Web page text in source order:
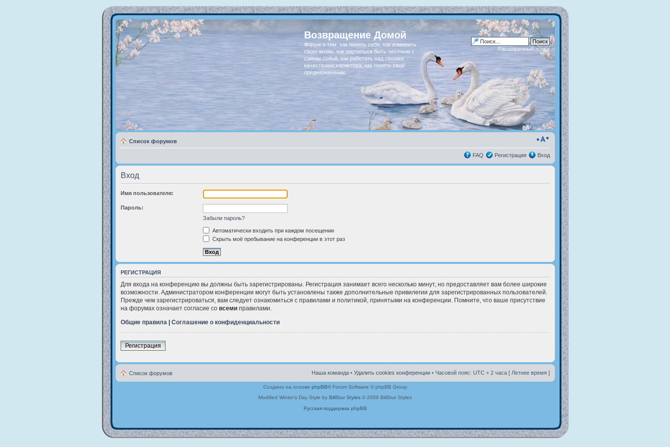
Возвращение Домой
Форум о том: как понять себя, как изменить
свою жизнь, как научиться быть честным с
самим собой, как работать над своими
качествами характера, как понять своё
предназначение.
Расширенный поиск
Список форумов
FAQ Регистрация Вход
Вход
Имя пользователя:
Пароль:
Забыли пароль?
Автоматически входить при каждом посещении
Скрыть моё пребывание на конференции в этот раз
РЕГИСТРАЦИЯ
Для входа на конференцию вы должны быть зарегистрированы. Регистрация занимает всего несколько минут, но предоставляет вам более широкие
возможности. Администратором конференции могут быть установлены также дополнительные привилегии для зарегистрированных пользователей.
Прежде чем зарегистрироваться, вам следует ознакомиться с правилами и политикой, принятыми на конференции. Помните, что ваше присутствие
на форумах означает согласие со всемиправилами.
Общие правила | Соглашение о конфиденциальности
Регистрация
Список форумов Наша команда• Удалить cookies конференции• Часовой пояс: UTC + 2 часа [ Летнее время ]
Создано на основе phpBB® Forum Software © phpBB Group
Modified Winter's Day Style by BillStur Styles © 2009 BillStur Styles
Русская поддержка phpBB